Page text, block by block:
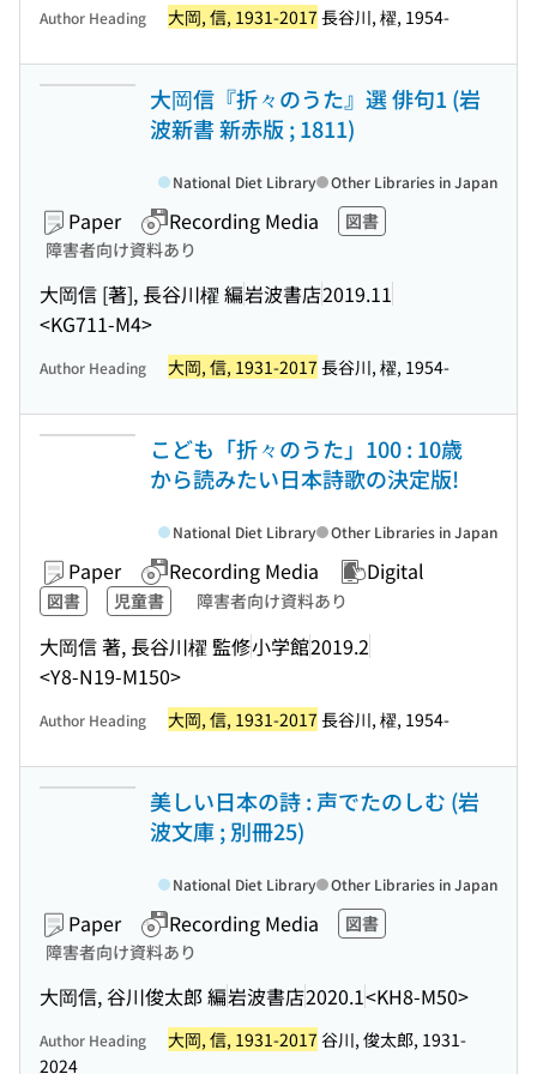
Author Heading 大岡, 信, 1931-2017 長谷川, 櫂, 1954-
大岡信『折々のうた』選 俳句1 (岩
波新書 新赤版 ; 1811)
Paper Recording Media
図書
障害者向け資料あり
大岡信 [著], 長谷川櫂 編岩波書店2019.11
<KG711-M4>
National Diet Library Other Libraries in Japan
Author Heading 大岡, 信, 1931-2017 長谷川, 櫂, 1954-
こども「折々のうた」100 : 10歳
から読みたい日本詩歌の決定版!
Paper Recording Media Digital
図書 児童書 障害者向け資料あり
大岡信 著, 長谷川櫂 監修小学館2019.2
<Y8-N19-M150>
National Diet Library Other Libraries in Japan
Author Heading 大岡, 信, 1931-2017 長谷川, 櫂, 1954-
美しい日本の詩 : 声でたのしむ (岩
波文庫 ; 別冊25)
Paper Recording Media
図書
障害者向け資料あり
大岡信, 谷川俊太郎 編岩波書店2020.1<KH8-M50>
National Diet Library Other Libraries in Japan
Author Heading 大岡, 信, 1931-2017 谷川, 俊太郎, 1931-
2024